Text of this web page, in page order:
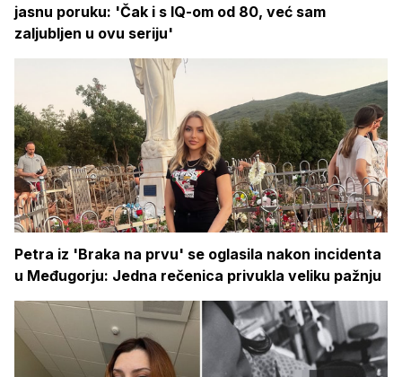
jasnu poruku: 'Čak i s IQ-om od 80, već sam
zaljubljen u ovu seriju'
Petra iz 'Braka na prvu' se oglasila nakon incidenta
u Međugorju: Jedna rečenica privukla veliku pažnju